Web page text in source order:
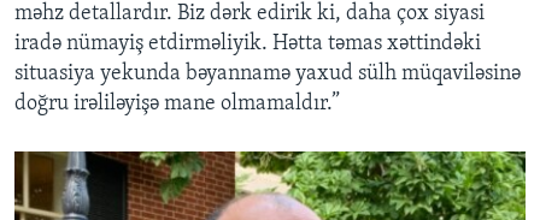
məhz detallardır. Biz dərk edirik ki, daha çox siyasi
iradə nümayiş etdirməliyik. Hətta təmas xəttindəki
situasiya yekunda bəyannamə yaxud sülh müqaviləsinə
doğru irəliləyişə mane olmamaldır.”